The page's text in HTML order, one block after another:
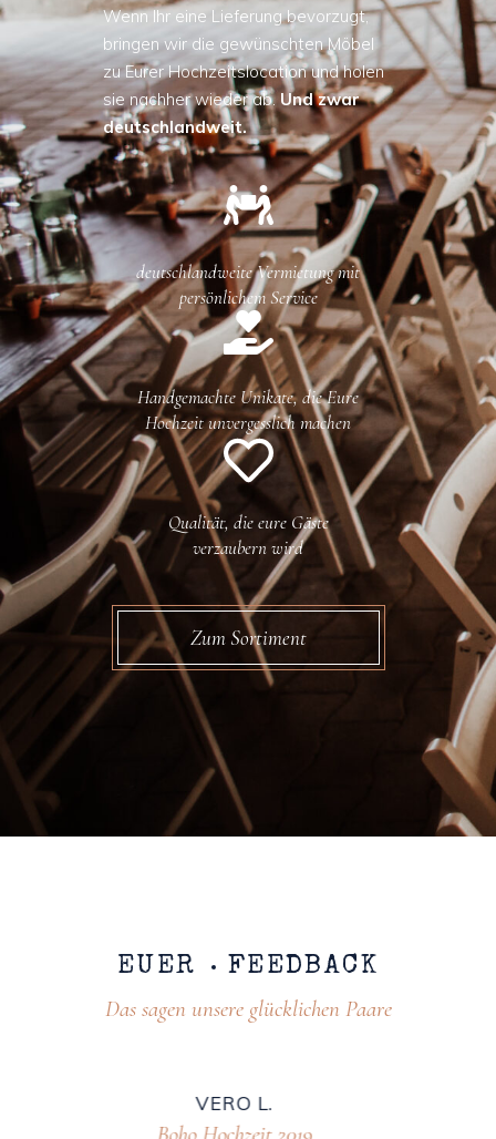
Wenn Ihr eine Lieferung bevorzugt,
bringen wir die gewünschten Möbel
zu Eurer Hochzeitslocation und holen
sie nachher wieder ab.Und zwar
deutschlandweit.
deutschlandweite Vermietung mit
persönlichem Service
Handgemachte Unikate, die Eure
Hochzeit unvergesslich machen
Qualität, die eure Gäste
verzaubern wird
Zum Sortiment
EUER
FEEDBACK
Das sagen unsere glücklichen Paare
ANNE HUBI